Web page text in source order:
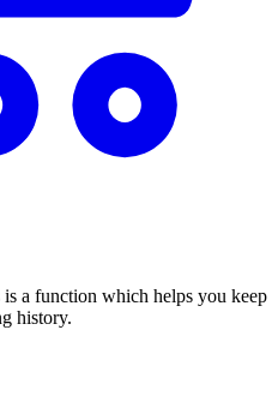
a function which helps you keep
history.